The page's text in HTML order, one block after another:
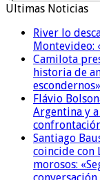
Ultimas Noticias
River lo
Montevideo:
Camilota
historia de
escondernos»
Flávio
Argentina y
Santiago
coincide con
morosos: